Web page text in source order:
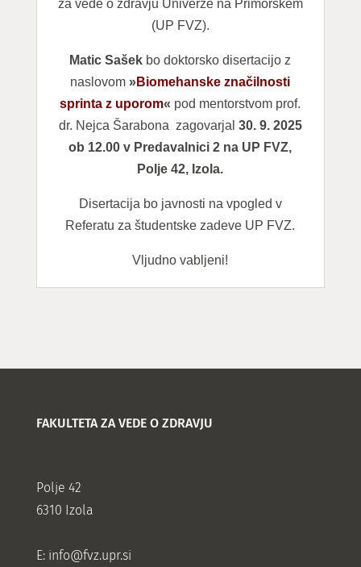
za vede o zdravju Univerze na Primorskem
(UP FVZ).
Matic Sašek bo doktorsko disertacijo z
naslovom»Biomehanske značilnosti
sprinta z uporom« pod mentorstvom prof.
dr. Nejca Šarabona zagovarjal 30. 9. 2025
ob 12.00 v Predavalnici 2 na UP FVZ,
Polje 42, Izola.
Disertacija bo javnosti na vpogled v
Referatu za študentske zadeve UP FVZ.
Vljudno vabljeni!
FAKULTETA ZA VEDE O ZDRAVJU
Polje 42
6310 Izola
E: info@fvz.upr.si